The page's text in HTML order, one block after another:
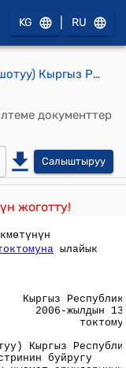
KG RU
Дайындоо, бекитүү (бошотуу) Кыргыз Республикасынын Премьер-министринин буйругу менен ишке ашырылчу кызмат орундарынын номенклатурасы ( Кыргыз Республикасынын Өкмөтүнүн 2006-жылдын 13-мартындагы № 154 токтому менен бекитилген)
документтер
Салыштыруу
жоготту!